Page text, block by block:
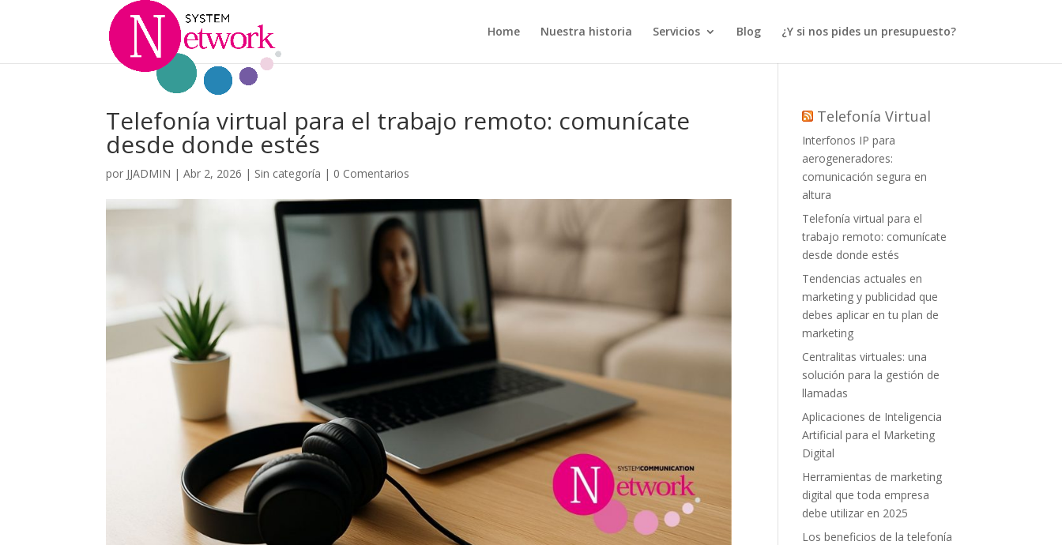
Home Nuestra historia Servicios Blog ¿Y si nos pides un presupuesto?
Telefonía virtual para el trabajo remoto: comunícate
desde donde estés
por JJADMIN |Abr 2, 2026 | Sin categoría | 0 Comentarios
Telefonía Virtual
Interfonos IP para
aerogeneradores:
comunicación segura en
altura
Telefonía virtual para el
trabajo remoto: comunícate
desde donde estés
Tendencias actuales en
marketing y publicidad que
debes aplicar en tu plan de
marketing
Centralitas virtuales: una
solución para la gestión de
llamadas
Aplicaciones de Inteligencia
Artificial para el Marketing
Digital
Herramientas de marketing
digital que toda empresa
debe utilizar en 2025
Los beneficios de la telefonía